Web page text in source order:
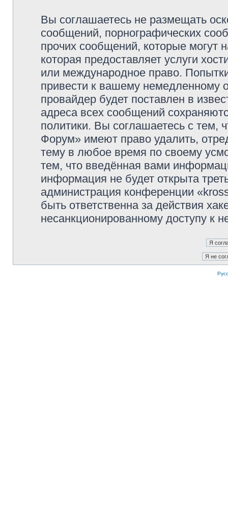
Вы соглашаетесь не размещать
сообщений, порнографических
прочих сообщений, которые могут
которая предоставляет услуги
или международное право.
привести к вашему немедленному
провайдер будет поставлен в
адреса всех сообщений
политики. Вы соглашаетесь с тем,
Форум» имеют право удалить,
тему в любое время по своему
тем, что введённая вами
информация не будет открыта
администрация конференции
быть ответственна за действия
несанкционированному доступу к